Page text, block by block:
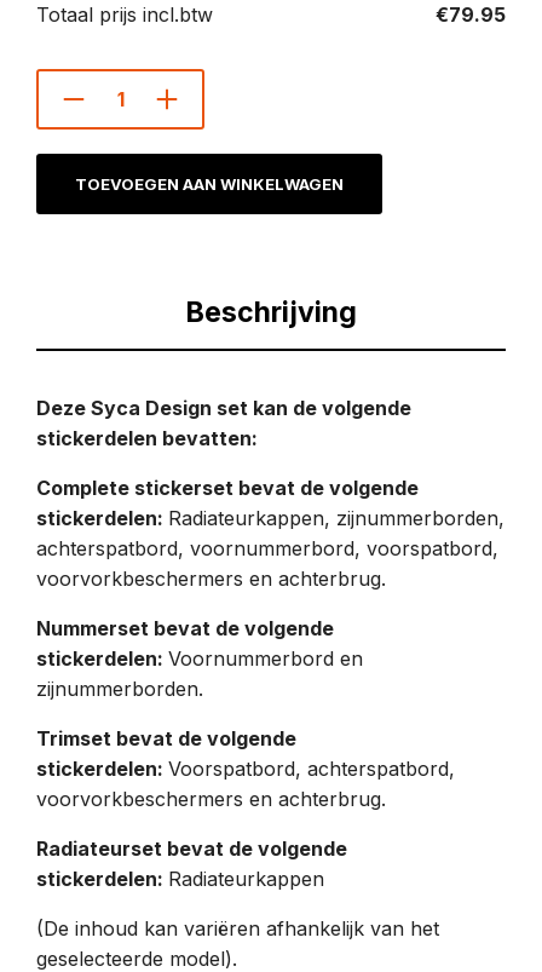
Totaal prijs incl.btw €79.95
TOEVOEGEN AAN WINKELWAGEN
Beschrijving
Deze Syca Design set kan de volgende
stickerdelen bevatten:
Complete stickerset bevat de volgende
stickerdelen: Radiateurkappen, zijnummerborden,
achterspatbord, voornummerbord, voorspatbord,
voorvorkbeschermers en achterbrug.
Nummerset bevat de volgende
stickerdelen: Voornummerbord en
zijnummerborden.
Trimset bevat de volgende
stickerdelen: Voorspatbord, achterspatbord,
voorvorkbeschermers en achterbrug.
Radiateurset bevat de volgende
stickerdelen: Radiateurkappen
(De inhoud kan variëren afhankelijk van het
geselecteerde model).